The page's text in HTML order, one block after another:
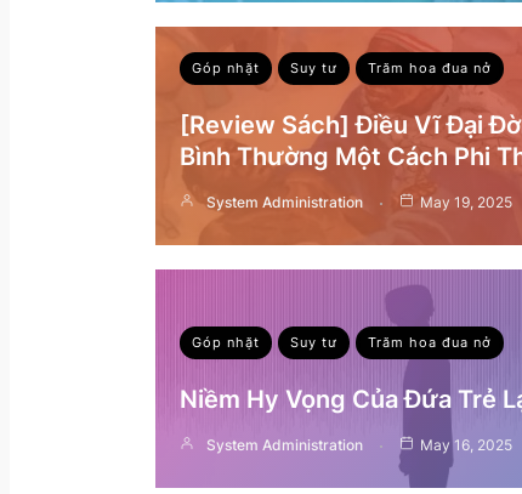
Góp nhặt Suy tư Trăm hoa đua nở
[Review Sách] Điều Vĩ Đại
Bình Thường Một Cách Phi
System Administration May 19, 2025
Góp nhặt Suy tư Trăm hoa đua nở
Niềm Hy Vọng Của Đứa Trẻ
System Administration May 16, 2025